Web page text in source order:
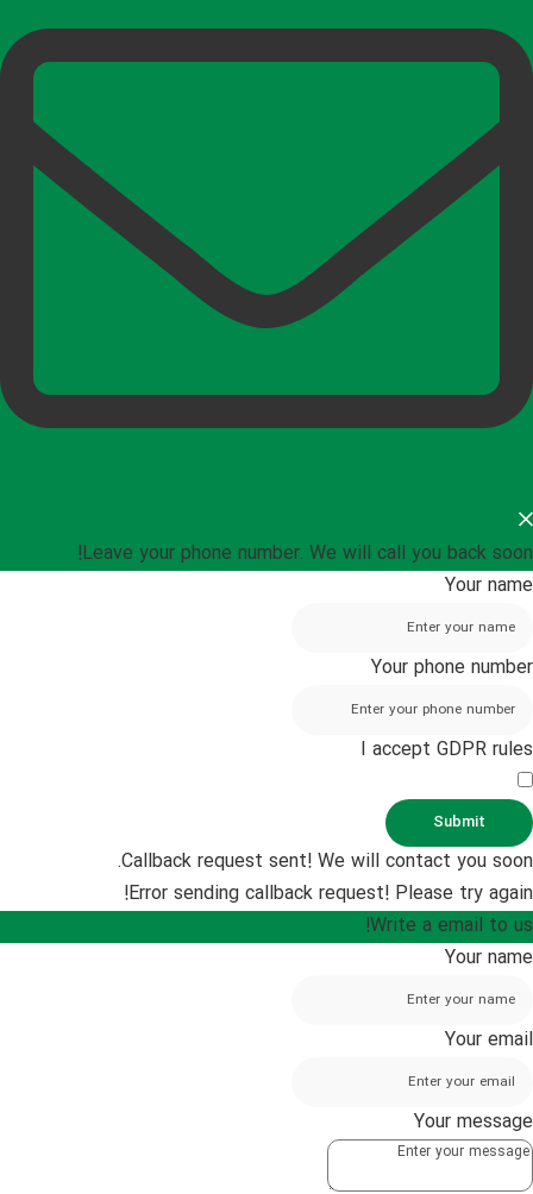
Leave your phone number. We will call you back soon!
Your name
Your phone number
I accept GDPR rules
Submit
Callback request sent! We will contact you soon.
Error sending callback request! Please try again!
Write a email to us!
Your name
Your email
Your message